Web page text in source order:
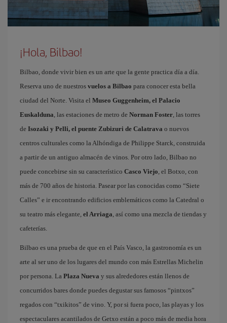
¡Hola, Bilbao!
Bilbao, donde vivir bien es un arte que la gente practica día a día.
Reserva uno de nuestros vuelos a Bilbao para conocer esta bella
ciudad del Norte. Visita el Museo Guggenheim, el Palacio
Euskalduna, las estaciones de metro de Norman Foster, las torres
de Isozaki y Pelli, el puente Zubizuri de Calatrava o nuevos
centros culturales como la Alhóndiga de Philippe Starck, construida
a partir de un antiguo almacén de vinos. Por otro lado, Bilbao no
puede concebirse sin su característico Casco Viejo, el Botxo, con
más de 700 años de historia. Pasear por las conocidas como “Siete
Calles” e ir encontrando edificios emblemáticos como la Catedral o
su teatro más elegante, el Arriaga, así como una mezcla de tiendas y
cafeterías.
Bilbao es una prueba de que en el País Vasco, la gastronomía es un
arte al ser uno de los lugares del mundo con más Estrellas Michelin
por persona. La Plaza Nueva y sus alrededores están llenos de
concurridos bares donde puedes degustar sus famosos “pintxos”
regados con “txikitos” de vino. Y, por si fuera poco, las playas y los
espectaculares acantilados de Getxo están a poco más de media hora